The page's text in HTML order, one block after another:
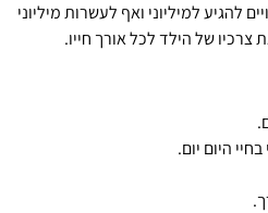
להגיע למיליוני ואף לעשרות מיליוני
של הילד לכל אורך חייו.
היום יום.